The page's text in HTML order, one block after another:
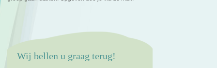
Wij bellen u graag terug!